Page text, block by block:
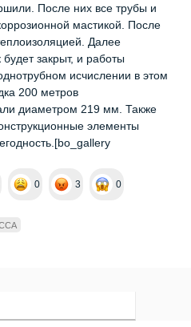
После них все трубы и
мастикой. После
Далее
закрыт, и работы
исчислении в этом
200 метров
диаметром 219 мм. Также
элементы
0 3 0